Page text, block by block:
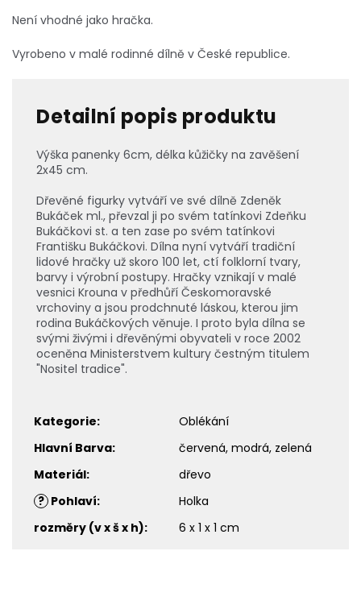
Není vhodné jako hračka.
Vyrobeno v malé rodinné dílně v České republice.
Detailní popis produktu
Výška panenky 6cm, délka kůžičky na zavěšení
2x45 cm.
Dřevěné figurky vytváří ve své dílně Zdeněk
Bukáček ml., převzal ji po svém tatínkovi Zdeňku
Bukáčkovi st. a ten zase po svém tatínkovi
Františku Bukáčkovi. Dílna nyní vytváří tradiční
lidové hračky už skoro 100 let, ctí folklorní tvary,
barvy i výrobní postupy. Hračky vznikají v malé
vesnici Krouna v předhůří Českomoravské
vrchoviny a jsou prodchnuté láskou, kterou jim
rodina Bukáčkových věnuje. I proto byla dílna se
svými živými i dřevěnými obyvateli v roce 2002
oceněna Ministerstvem kultury čestným titulem
"Nositel tradice".
Kategorie:
Oblékání
Hlavní Barva:
červená, modrá, zelená
Materiál:
dřevo
? Pohlaví:
Holka
rozměry (v x š x h): 6 x 1 x 1 cm